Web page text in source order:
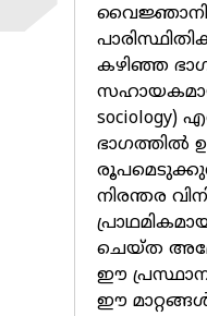
കഴിഞ്ഞ
ഭാഗത്തിൽ
നിരന്തര
ചെയ്ത
ഈ
ഈ